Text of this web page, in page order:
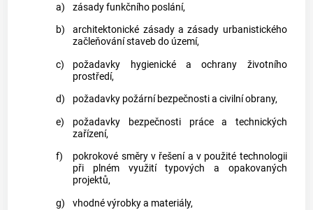
a)
zásady funkčního poslání,
b)
architektonické zásady a zásady urbanistického
začleňování staveb do území,
c)
požadavky hygienické a ochrany životního
prostředí,
d)
požadavky požární bezpečnosti a civilní obrany,
e)
požadavky bezpečnosti práce a technických
zařízení,
f)
pokrokové směry v řešení a v použité technologii
při plném využití typových a opakovaných
projektů,
g)
vhodné výrobky a materiály,